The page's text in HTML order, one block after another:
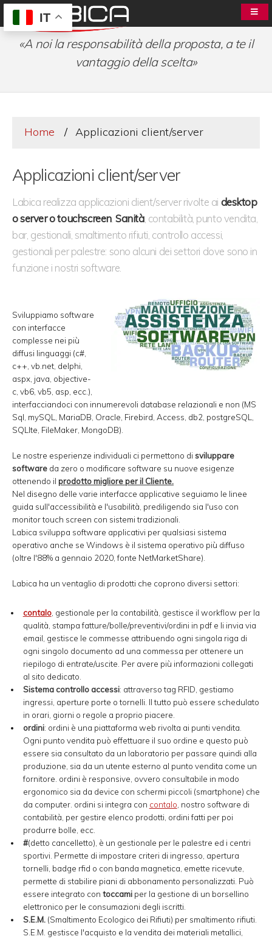
IT
«A noi la responsabilità della proposta, a te il
vantaggio della scelta»
Home Applicazioni client/server
Applicazioni client/server
Labica realizza applicazioni client/server rivolte ai desktop
o server o touchscreen.Sanità, contabilità, punto vendita,
bar, gestionali, smaltimento rifiuti, controllo accessi,
gestionali per palestre: sono alcuni dei settori dove sono in
funzione i nostri software.
Sviluppiamo software
con interfacce
complesse nei più
diffusi linguaggi (c#,
c++, vb.net, delphi,
aspx, java, objective-
c, vb6, vb5, asp, ecc.),
interfacciandoci con innumerevoli database relazionali e non (MS
Sql, mySQL, MariaDB, Oracle, Firebird, Access, db2, postgreSQL,
SQLIte, FileMaker, MongoDB).
Le nostre esperienze individuali ci permettono di sviluppare
software da zero o modificare software su nuove esigenze
ottenendo il prodotto migliore per il Cliente.
Nel disegno delle varie interfacce applicative seguiamo le linee
guida sull'accessibilità e l'usabilità, prediligendo sia l'uso con
monitor touch screen con sistemi tradizionali.
Labica sviluppa software applicativi per qualsiasi sistema
operativo anche se Windows è il sistema operativo più diffuso
(oltre l'88% a gennaio 2020, fonte NetMarketShare).
Labica ha un ventaglio di prodotti che coprono diversi settori:
contalo, gestionale per la contabilità, gestisce il workflow per la
qualità, stampa fatture/bolle/preventivi/ordini in pdf e li invia via
email, gestisce le commesse attribuendo ogni singola riga di
ogni singolo documento ad una commessa per ottenere un
riepilogo di entrate/uscite. Per avere più informazioni collegati
al sito dedicato.
Sistema controllo accessi: attraverso tag RFID, gestiamo
ingressi, aperture porte o tornelli. Il tutto può essere schedulato
in orari, giorni o regole a proprio piacere.
ordini: ordini è una piattaforma web rivolta ai punti vendita.
Ogni punto vendita può effettuare il suo ordine e questo può
essere sia consultato da un laboratorio per passare quindi alla
produzione, sia da un utente esterno al punto vendita come un
fornitore. ordini è responsive, ovvero consultabile in modo
ergonomico sia da device con schermi piccoli (smartphone) che
da computer. ordini si integra con contalo , nostro software di
contabilità, per gestire elenco prodotti, ordini fatti per poi
produrre bolle, ecc.
#(detto cancelletto), è un gestionale per le palestre ed i centri
sportivi. Permette di impostare criteri di ingresso, apertura
tornelli, badge rfid o con banda magnetica, emette ricevute,
permette di stabilire piani di abbonamento personalizzati. Può
essere integrato con toccamiper la gestione di un borsellino
elettronico per le consumazioni degli iscritti.
S.E.M.(Smaltimento Ecologico dei Rifiuti) per smaltimento rifiuti.
S.E.M. gestisce l'acquisto e la vendita dei materiali metallici,